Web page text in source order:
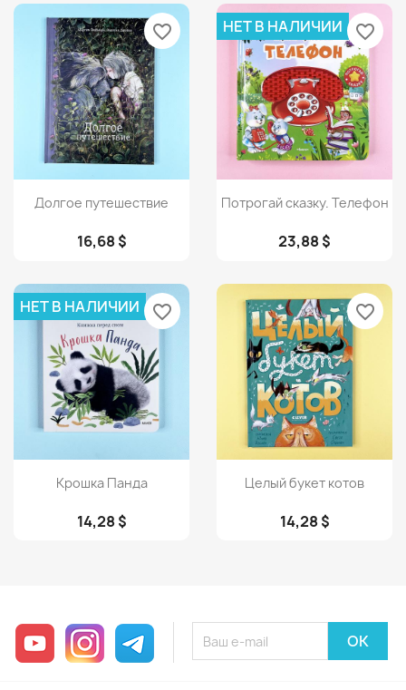
Просмотр
Долгое путешествие
16,68 $
favorite_border
Просмотр
Потрогай сказку. Телефон
23,88 $
НЕТ В НАЛИЧИИ favorite_border
Просмотр
Крошка Панда
14,28 $
НЕТ В НАЛИЧИИ favorite_border
Просмотр
Целый букет котов
14,28 $
favorite_border
YouTube InstagramTelegram